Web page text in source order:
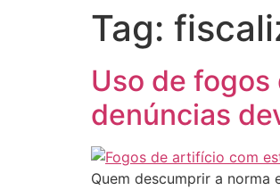
Tag:
Uso de
denúncias
Quem descumprir a norma